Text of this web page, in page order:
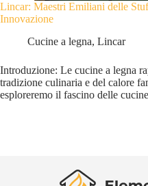
Lincar: Maestri Emiliani delle
Innovazione
Cucine a legna, Lincar
Introduzione: Le cucine a legna
tradizione culinaria e del calore
esploreremo il fascino delle